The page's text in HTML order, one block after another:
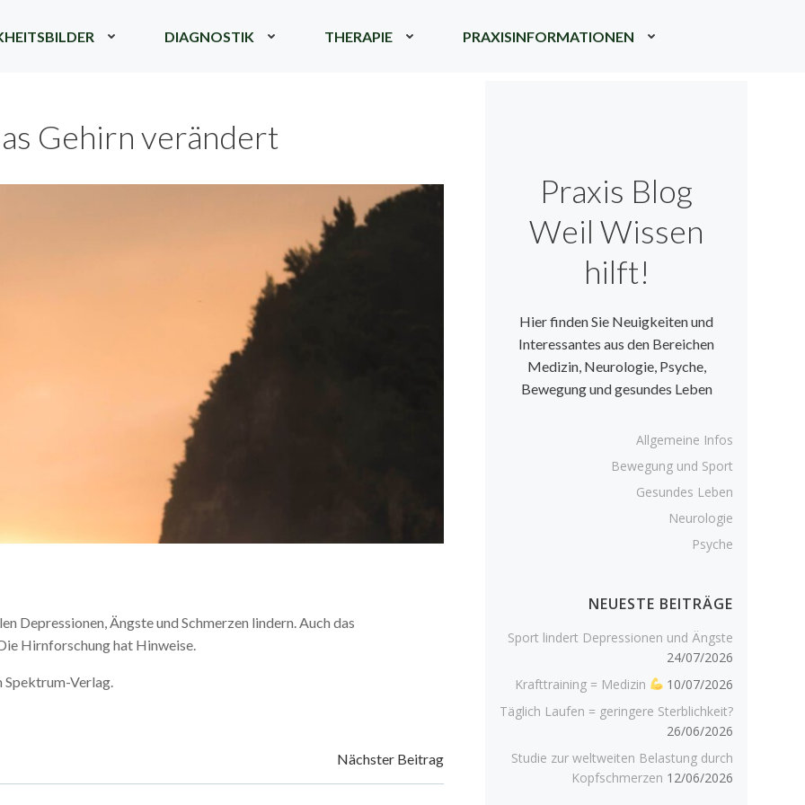
DIAGNOSTIK THERAPIE PRAXISINFORMATIONEN
Gehirn verändert
Depressionen, Ängste und Schmerzen lindern. Auch das
Hirnforschung hat Hinweise.
Spektrum-Verlag.
BeitragsnavigationNächster Beitrag
Praxis Blog
Weil Wissen
hilft!
Hier finden Sie Neuigkeiten und
Interessantes aus den Bereichen
Medizin, Neurologie, Psyche,
Bewegung und gesundes Leben
Allgemeine Infos
Bewegung und Sport
Gesundes Leben
Neurologie
Psyche
NEUESTE BEITRÄGE
Sport lindert Depressionen und Ängste
24/07/2026
Krafttraining = Medizin
10/07/2026
Täglich Laufen = geringere Sterblichkeit?
26/06/2026
Studie zur weltweiten Belastung durch
Kopfschmerzen 12/06/2026